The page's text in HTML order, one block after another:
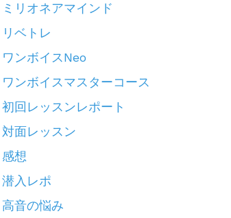
ミリオネアマインド
リベトレ
ワンボイスneo
ワンボイスマスターコース
初回レッスンレポート
対面レッスン
感想
潜入レポ
高音の悩み